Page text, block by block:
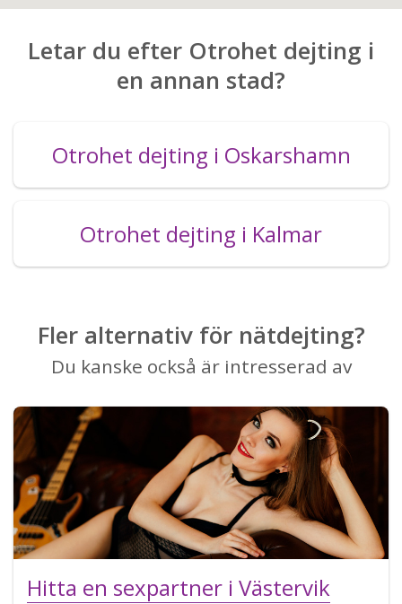
Letar du efter Otrohet dejting i
en annan stad?
Otrohet dejting i Oskarshamn
Otrohet dejting i Kalmar
Fler alternativ för nätdejting?
Du kanske också är intresserad av
Hitta en sexpartner i Västervik